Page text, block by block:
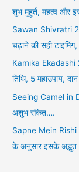
शुभ मुहूर्त, महत्व और
Sawan Shivratri
चढ़ाने की सही
Kamika Ekadashi
तिथि, 5 महाउपाय,
Seeing Camel in
अशुभ संकेत….
Sapne Mein Rishi
के अनुसार इसके